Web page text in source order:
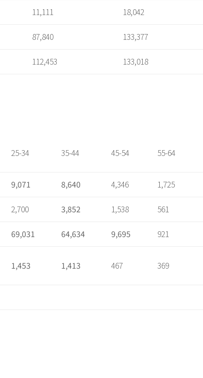
11,111 18,042
87,840 133,377
112,453 133,018
25-34 35-44 45-54 55-64
9,071 8,640 4,346 1,725
2,700 3,852 1,538 561
69,031 64,634 9,695 921
1,453 1,413 467 369